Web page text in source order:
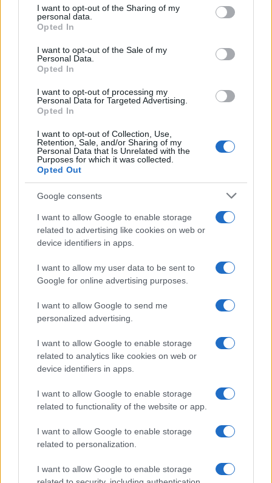
I want to opt-out of the Sharing of my
personal data.
Opted In
I want to opt-out of the Sale of my
Personal Data.
Opted In
I want to opt-out of processing my
Personal Data for Targeted Advertising.
Opted In
I want to opt-out of Collection, Use,
Retention, Sale, and/or Sharing of my
Personal Data that Is Unrelated with the
Purposes for which it was collected.
Opted Out
Google consents
I want to allow Google to enable storage
related to advertising like cookies on web or
device identifiers in apps.
I want to allow my user data to be sent to
Google for online advertising purposes.
I want to allow Google to send me
personalized advertising.
I want to allow Google to enable storage
related to analytics like cookies on web or
device identifiers in apps.
I want to allow Google to enable storage
related to functionality of the website or app.
I want to allow Google to enable storage
related to personalization.
I want to allow Google to enable storage
della polizia. Gli agenti hanno preso in consegna
la lettera e informato il pm di turno, mentre i
trasportato il bambino al Papa Giovanni. I medici
del pronto soccorso hanno confermato le buone
condizioni del piccolo, che in tarda mattinata
aveva già mangiato. In ospedale è stato chiamato
registrazione all’anagrafe, prevista entro dieci
giorni salvo eventuali sviluppi.
“La mamma deve sapere che trova
una situazione sicura e anonima”
situazione sicura e totalmente anonima”,
che nessuno possa vedere chi lascia il bambino,
né dall’interno né dall’esterno. Oltre alla
possibilità di partorire in anonimato in ospedale,
la Culla per la vita rappresenta un’ulteriore
opzione, con informazioni disponibili in otto
lingue. Lasciare un neonato nella Culla non
costituisce reato di abbandono di minore, proprio
perché il sistema è pensato per assicurare
soccorso immediato e tutela del bambino.
Il neonato è in buone condizioni